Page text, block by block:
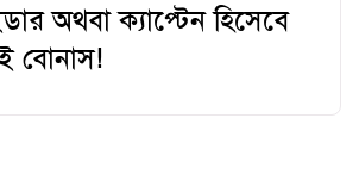
অথবা ক্যাপ্টেন হিসেবে
বোনাস!